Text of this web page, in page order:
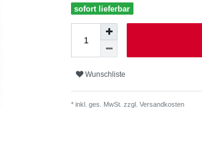
sofort lieferbar
Wunschliste
* inkl. ges. MwSt. zzgl. Versandkosten